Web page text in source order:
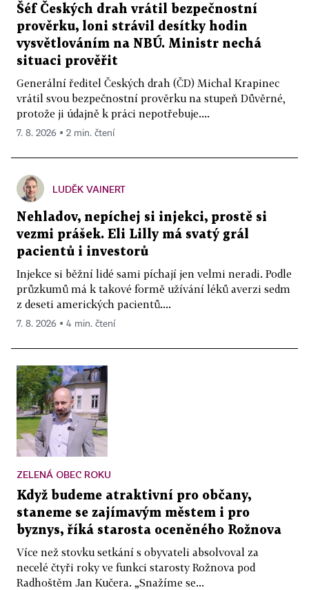
Šéf Českých drah vrátil bezpečnostní
prověrku, loni strávil desítky hodin
vysvětlováním na NBÚ. Ministr nechá
situaci prověřit
Generální ředitel Českých drah (ČD) Michal Krapinec
vrátil svou bezpečnostní prověrku na stupeň Důvěrné,
protože ji údajně k práci nepotřebuje....
7. 8. 2026 ▪ 2 min. čtení
LUDĚK VAINERT
Nehladov, nepíchej si injekci, prostě si
vezmi prášek. Eli Lilly má svatý grál
pacientů i investorů
Injekce si běžní lidé sami píchají jen velmi neradi. Podle
průzkumů má k takové formě užívání léků averzi sedm
z deseti amerických pacientů....
7. 8. 2026 ▪ 4 min. čtení
ZELENÁ OBEC ROKU
Když budeme atraktivní pro občany,
staneme se zajímavým městem i pro
byznys, říká starosta oceněného Rožnova
Více než stovku setkání s obyvateli absolvoval za
necelé čtyři roky ve funkci starosty Rožnova pod
Radhoštěm Jan Kučera. „Snažíme se...